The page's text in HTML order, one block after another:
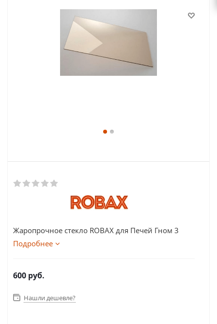
Жаропрочное стекло ROBAX для Печей Гном 3
Подробнее
600 руб.
Нашли дешевле?